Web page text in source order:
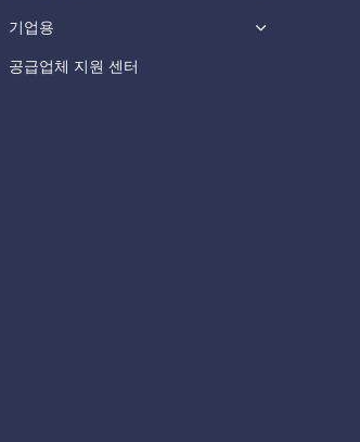
기업용
공급업체 지원 센터